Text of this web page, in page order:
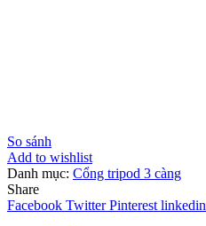
So sánh
Add to wishlist
Danh mục: Cổng tripod 3 càng
Share
Facebook Twitter Pinterest linkedin